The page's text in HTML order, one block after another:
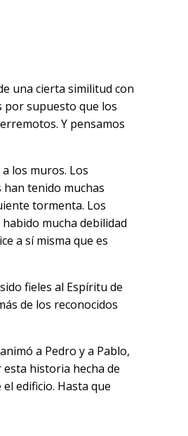
una cierta similitud con
por supuesto que los
Y pensamos
los muros. Los
han tenido muchas
tormenta. Los
mucha debilidad
a sí misma que es
fieles al Espíritu de
de los reconocidos
a Pedro y a Pablo,
historia hecha de
edificio. Hasta que